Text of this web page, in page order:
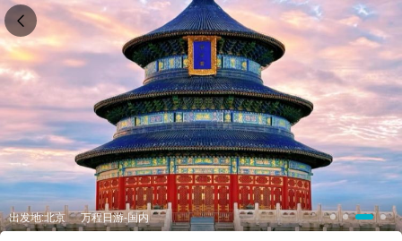
出发地:北京 万程日游-国内
